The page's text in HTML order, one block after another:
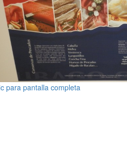
para pantalla completa